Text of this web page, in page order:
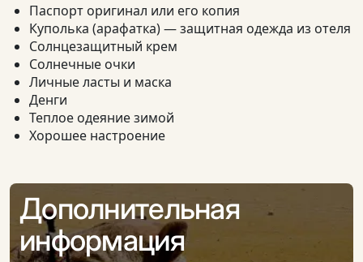
Паспорт оригинал или его копия
Куполька (арафатка) — защитная одежда из отеля
Солнцезащитный крем
Солнечные очки
Личные ласты и маска
Денги
Теплое одеяние зимой
Хорошее настроение
Дополнительная
информация